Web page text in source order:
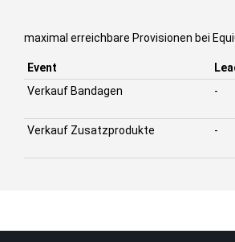
maximal erreichbare Provisionen bei
Event
Verkauf Bandagen
-
Verkauf Zusatzprodukte
-